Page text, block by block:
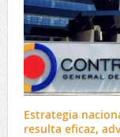
Estrategia
resulta eficaz,